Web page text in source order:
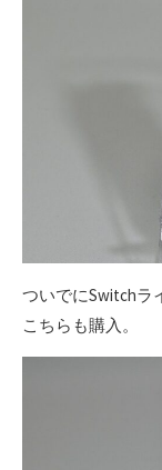
ついでにSwitchラ
こちらも購入。